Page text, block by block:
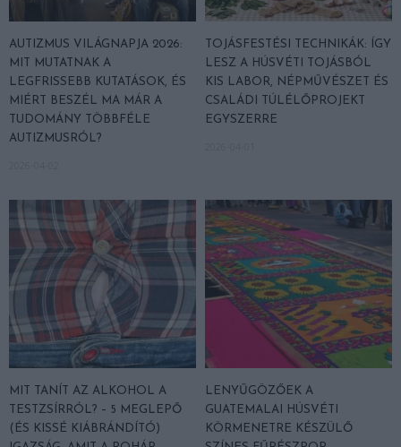
AUTIZMUS VILÁGNAPJA 2026:
MIT MUTATNAK A
LEGFRISSEBB KUTATÁSOK, ÉS
MIÉRT BESZÉL MA MÁR A
TUDOMÁNY TÖBBFÉLE
AUTIZMUSRÓL?
TOJÁSFESTÉSI TECHNIKÁK: ÍGY
LESZ A HÚSVÉTI TOJÁSBÓL
KIS LABOR, NÉPMŰVÉSZET ÉS
CSALÁDI TÚLÉLŐPROJEKT
EGYSZERRE
MIT TANÍT AZ ALKOHOL A
TESTZSÍRRÓL? – 5 MEGLEPŐ
(ÉS KISSÉ KIÁBRÁNDÍTÓ)
LENYŰGÖZŐEK A
GUATEMALAI HÚSVÉTI
KÖRMENETRE KÉSZÜLŐ